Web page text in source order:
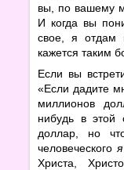
вы, по вашему
И когда вы
свое, я отдам
кажется таким
Если вы
«Если дадите
миллионов
нибудь в этой
доллар, но
человеческогоя
Христа,